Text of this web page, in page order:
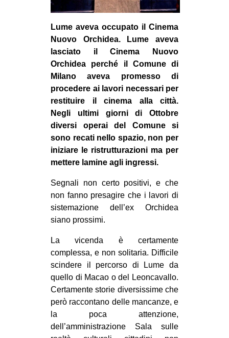
AMBIENTE
DIRITTO ALL’ABITARE
GENERI
PRECARIATO
STUDENTI
CULTURE
ARTE
CINEMA
MANIFESTI
MUSICA
INTERNAZIONALE
AMERICHE
ESTREMO ORIENTE
EUROPA
Lume aveva occupato il Cinema
Nuovo Orchidea. Lume aveva
lasciato il Cinema Nuovo
Orchidea perché il Comune di
Milano aveva promesso di
procedere ai lavori necessari per
restituire il cinema alla città.
Negli ultimi giorni di Ottobre
diversi operai del Comune si
sono recati nello spazio, non per
iniziare le ristrutturazioni ma per
mettere lamine agli ingressi.
Segnali non certo positivi, e che
non fanno presagire che i lavori di
sistemazione dell’ex Orchidea
siano prossimi.
La vicenda è certamente
complessa, e non solitaria. Difficile
scindere il percorso di Lume da
quello di Macao o del Leoncavallo.
Certamente storie diversissime che
però raccontano delle mancanze, e
la poca attenzione,
dell’amministrazione Sala sulle